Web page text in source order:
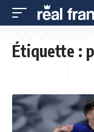
Étiquette :